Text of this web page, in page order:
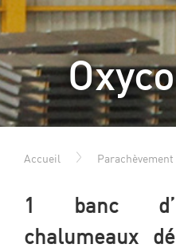
Accueil Parachèvement
1 banc
chalumeaux